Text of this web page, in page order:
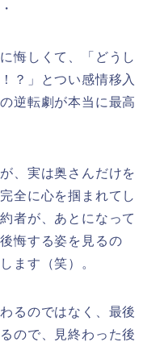
悔しくて、「どうし
？」とつい感情移入
逆転劇が本当に最高
、実は奥さんだけを
全に心を掴まれてし
者が、あとになって
悔する姿を見るの
ます（笑）。
るのではなく、最後
ので、見終わった後